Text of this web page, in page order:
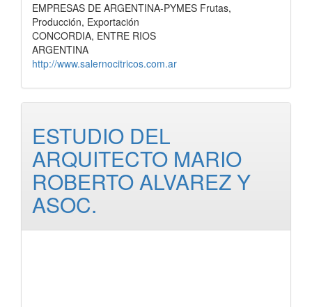
EMPRESAS DE ARGENTINA-PYMES Frutas,
Producción, Exportación
CONCORDIA, ENTRE RIOS
ARGENTINA
http://www.salernocitricos.com.ar
ESTUDIO DEL
ARQUITECTO MARIO
ROBERTO ALVAREZ Y
ASOC.